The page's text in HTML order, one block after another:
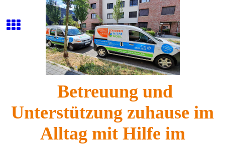
Betreuung und
Unterstützung zuhause im
Alltag mit Hilfe im